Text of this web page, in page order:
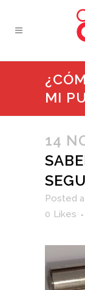
MI
14
Posted
0 Likes